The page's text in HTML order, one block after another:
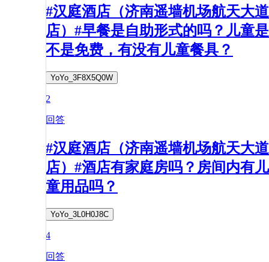
#汉庭酒店（济南遥墙机场航天大道
店）#早餐是自助形式的吗？儿童是
不是免费，有没有儿童餐具？
YoYo_3F8X5Q0W
2
回答
#汉庭酒店（济南遥墙机场航天大道
店）#酒店有家庭房吗？房间内有儿
童用品吗？
YoYo_3L0H0J8C
4
回答